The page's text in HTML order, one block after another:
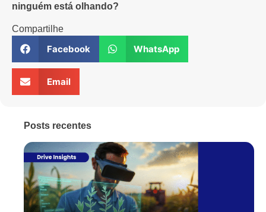
ninguém está olhando?
Compartilhe
Facebook WhatsApp
Email
Posts recentes